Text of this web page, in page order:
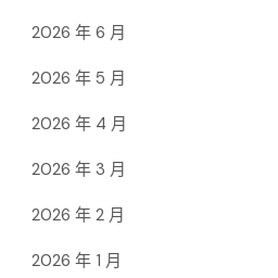
2026 年 6 月
2026 年 5 月
2026 年 4 月
2026 年 3 月
2026 年 2 月
2026 年 1 月